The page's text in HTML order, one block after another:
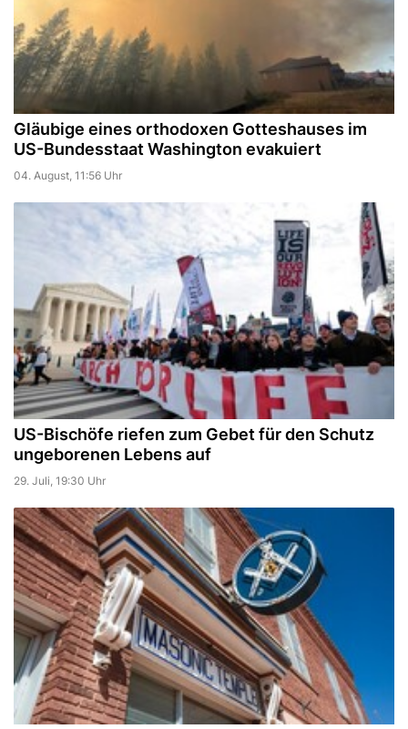
Gläubige eines orthodoxen Gotteshauses im
US-Bundesstaat Washington evakuiert
04. August, 11:56 Uhr
US-Bischöfe riefen zum Gebet für den Schutz
ungeborenen Lebens auf
29. Juli, 19:30 Uhr